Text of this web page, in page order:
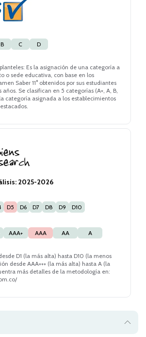
B C D
Es la asignación de una categoría a
o sede educativa, con base en los
Saber 11° obtenidos por sus estudiantes
años. Se clasifican en 5 categorías (A+, A, B,
categoría asignada a los establecimientos
2025-2026
D5 D6 D7 D8 D9 D10
AAA+ AAA AA A
D1 (la más alta) hasta D10 (la menos
desde AAA+++ (la más alta) hasta A (la
más detalles de la metodología en: